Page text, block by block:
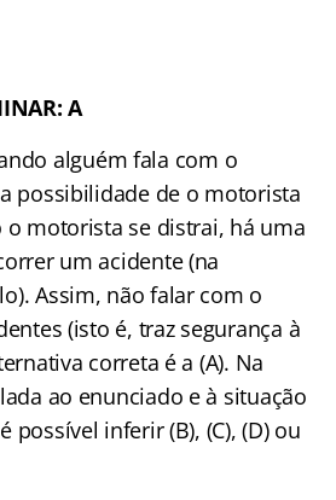
A
alguém fala com o
possibilidade de o motorista
o motorista se distrai, há uma
um acidente (na
Assim, não falar com o
(isto é, traz segurança à
correta é a (A). Na
ao enunciado e à situação
possível inferir (B), (C), (D) ou